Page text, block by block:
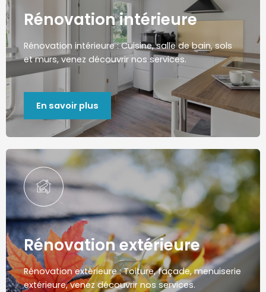
Rénovation intérieure
Rénovation intérieure : Cuisine, salle de bain, sols
et murs, venez découvrir nos services.
En savoir plus​
Rénovation extérieure
Rénovation extérieure : Toiture, façade, menuiserie
extérieure, venez découvrir nos services.